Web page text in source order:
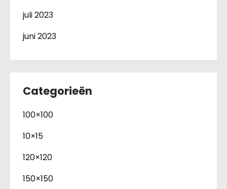
juli 2023
juni 2023
Categorieën
100×100
10×15
120×120
150×150